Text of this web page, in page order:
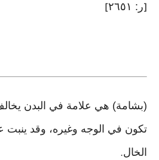
[ر: ٢٦٥١ ]
(بشامة) هي علامة في البدن
تكون في الوجه وغيره، وقد ينبت
الخال.